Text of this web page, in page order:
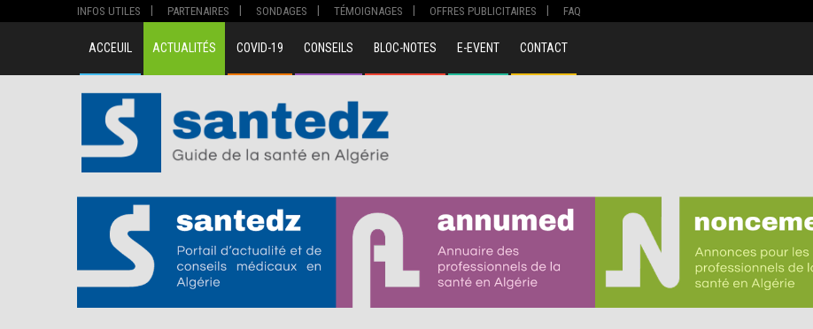
INFOS UTILES PARTENAIRES SONDAGES TÉMOIGNAGES OFFRES PUBLICITAIRES FAQ
ACCEUIL ACTUALITÉS COVID-19 CONSEILS BLOC-NOTES E-EVENT CONTACT